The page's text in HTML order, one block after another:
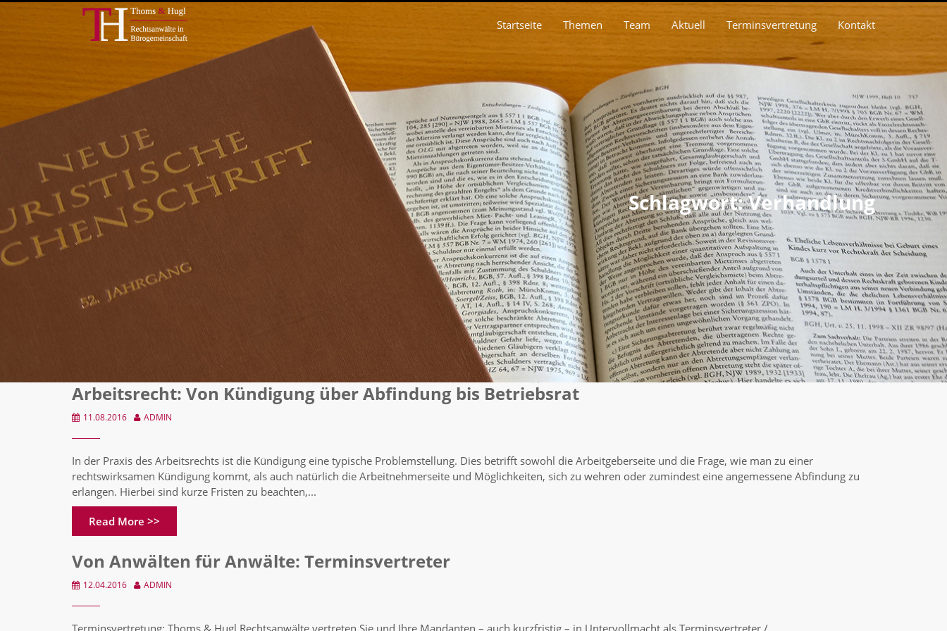
Startseite Themen Team Aktuell Terminsvertretung Kontakt
Schlagwort: Verhandlung
Arbeitsrecht: Von Kündigung über Abfindung bis Betriebsrat
11.08.2016 ADMIN
In der Praxis des Arbeitsrechts ist die Kündigung eine typische Problemstellung. Dies betrifft sowohl die Arbeitgeberseite und die Frage, wie man zu einer
rechtswirksamen Kündigung kommt, als auch natürlich die Arbeitnehmerseite und Möglichkeiten, sich zu wehren oder zumindest eine angemessene Abfindung zu
erlangen. Hierbei sind kurze Fristen zu beachten,...
Read More >>
Von Anwälten für Anwälte: Terminsvertreter
12.04.2016 ADMIN
Terminsvertretung: Thoms & Hugl Rechtsanwälte vertreten Sie und Ihre Mandanten – auch kurzfristig – in Untervollmacht als Terminsvertreter /